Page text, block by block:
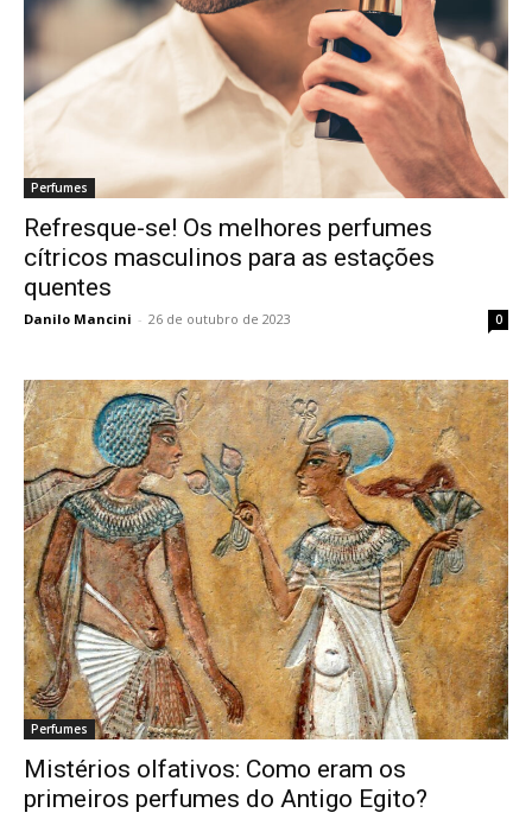
Perfumes
Refresque-se! Os melhores perfumes
cítricos masculinos para as estações
quentes
Danilo Mancini - 26 de outubro de 2023 0
Perfumes
Mistérios olfativos: Como eram os
primeiros perfumes do Antigo Egito?